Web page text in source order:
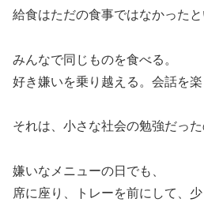
給食はただの食事ではなかったと
みんなで同じものを食べる。
好き嫌いを乗り越える。会話を楽
それは、小さな社会の勉強だった
嫌いなメニューの日でも、
席に座り、トレーを前にして、少